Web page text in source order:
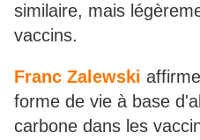
similaire, mais
vaccins.
Franc Zalewski
forme de vie à base
carbone dans les